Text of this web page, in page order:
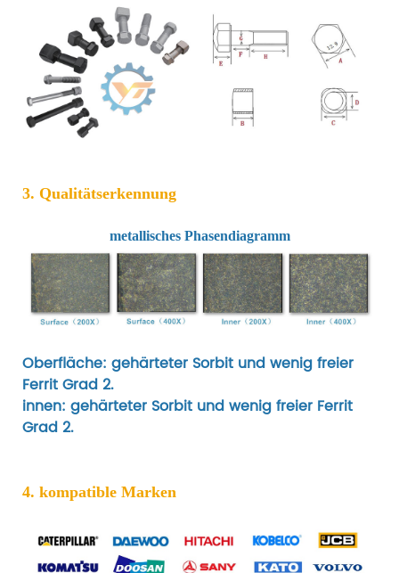
3. Qualitätserkennung
metallisches Phasendiagramm
Oberfläche: gehärteter Sorbit und wenig freier
Ferrit Grad 2.
innen: gehärteter Sorbit und wenig freier Ferrit
Grad 2.
4. kompatible Marken